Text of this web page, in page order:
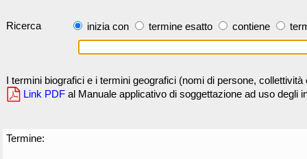
Ricerca inizia con termine esatto contiene
I termini biografici e i termini geografici (nomi di persone,
Link PDF al Manuale applicativo di soggettazione ad uso degli
Termine: